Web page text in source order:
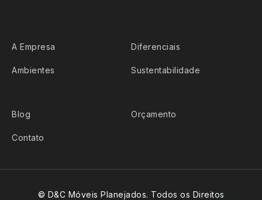
A Empresa Diferenciais
Ambientes Sustentabilidade
Blog Orçamento
Contato
© D&C Móveis Planejados. Todos os Direitos